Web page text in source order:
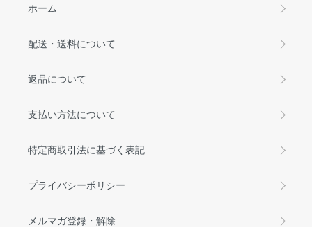
ホーム
配送・送料について
返品について
支払い方法について
特定商取引法に基づく表記
プライバシーポリシー
メルマガ登録・解除